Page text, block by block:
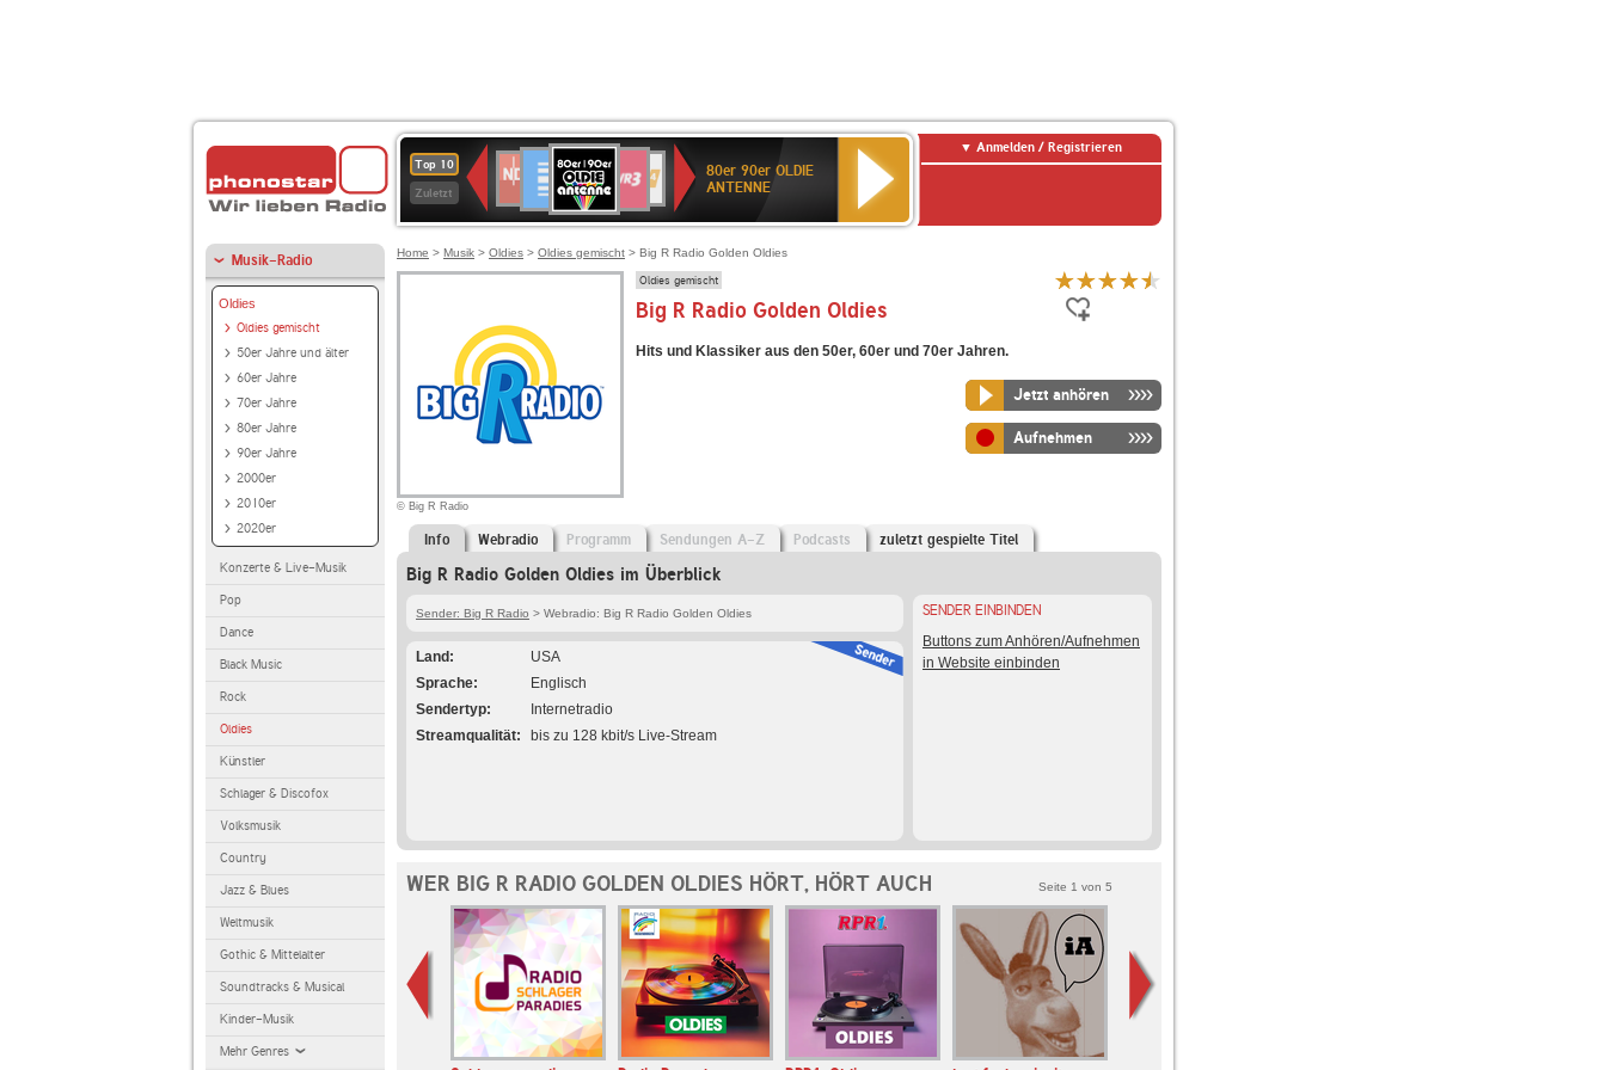
Top 10
Zuletzt
Deutschlandfunk
80er
90er
OLDIE
ANTENNE
SWR3
SWR
Kultur
NDR
2
80er 90er OLDIE
ANTENNE
Anmelden / Registrieren
Musik-Radio
Oldies
Oldies gemischt
50er Jahre und älter
60er Jahre
70er Jahre
80er Jahre
90er Jahre
2000er
2010er
2020er
Konzerte & Live-Musik
Pop
Dance
Black Music
Rock
Oldies
Künstler
Schlager & Discofox
Volksmusik
Country
Jazz & Blues
Weltmusik
Gothic & Mittelalter
Soundtracks & Musical
Kinder-Musik
Mehr Genres
Home > Musik > Oldies > Oldies gemischt > Big R Radio Golden Oldies
© Big R Radio
Oldies gemischt
Big R Radio Golden Oldies
Hits und Klassiker aus den 50er, 60er und 70er Jahren.
Jetzt anhören
Aufnehmen
Info Webradio Programm Sendungen A-Z Podcasts zuletzt gespielte Titel
Big R Radio Golden Oldies im Überblick
Sender: Big R Radio > Webradio: Big R Radio Golden Oldies
Land
USA
Sprache
Englisch
Sendertyp
Internetradio
Streamqualität
bis zu 128 kbit/s Live-Stream
SENDER EINBINDEN
Buttons zum Anhören/Aufnehmen
in Website einbinden
WER BIG R RADIO GOLDEN OLDIES HÖRT, HÖRT AUCH Seite 1 von 5